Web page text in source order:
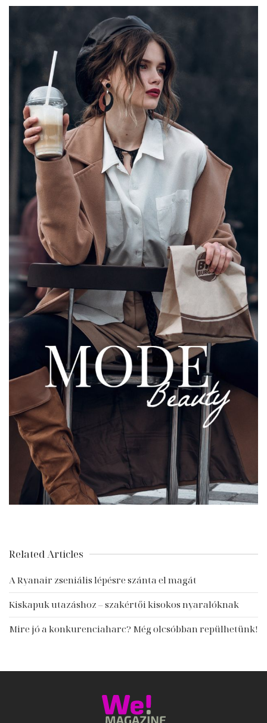
Related Articles
A Ryanair zseniális lépésre szánta el magát
Kiskapuk utazáshoz – szakértői kisokos nyaralóknak
Mire jó a konkurenciaharc? Még olcsóbban repülhetünk!